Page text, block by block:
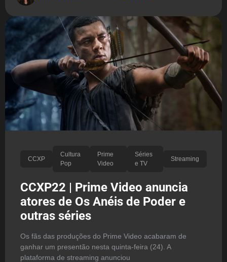
CCXP
Cultura
Pop
Prime
Video
Séries
e TV
Streaming
CCXP22 | Prime Video anuncia
atores de Os Anéis de Poder e
outras séries
Os fãs das produções do Prime Video acabaram de
ganhar um presentão nesta quinta-feira (24). A
plataforma de streaming anunciou